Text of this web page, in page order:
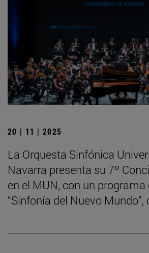
20 | 11 | 2025
La Orquesta Sinfónica
Navarra presenta su 7º
en el MUN, con un programa
“Sinfonía del Nuevo Mundo”,